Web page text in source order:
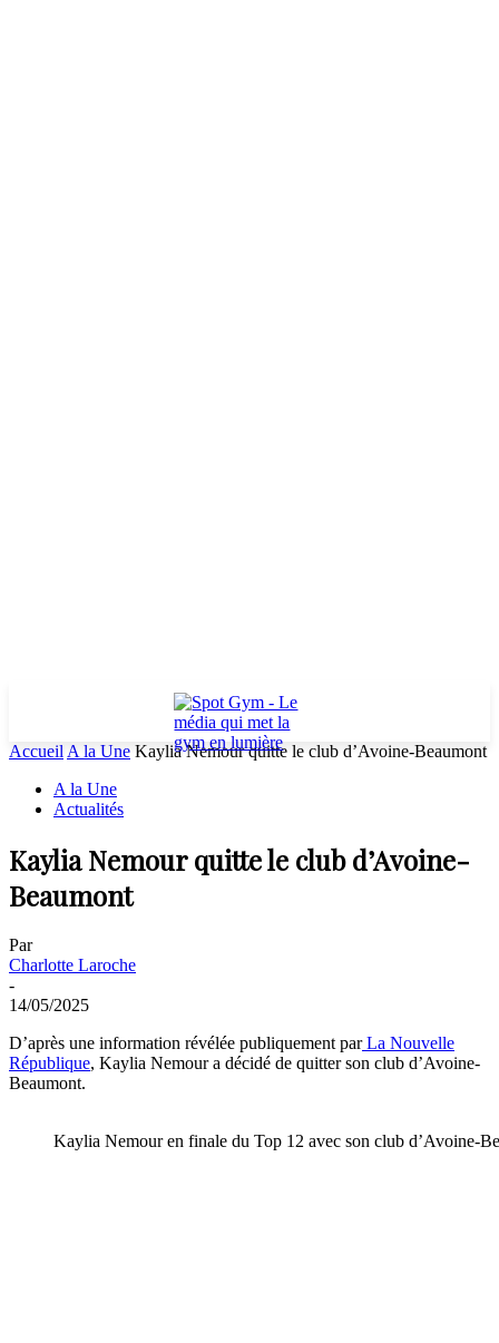
Accueil A la Une Kaylia Nemour quitte le club d’Avoine-Beaumont
A la Une
Actualités
Kaylia Nemour quitte le club d’Avoine-
Beaumont
Par
Charlotte Laroche
-
14/05/2025
D’après une information révélée publiquement parLa Nouvelle
République, Kaylia Nemour a décidé de quitter son club d’Avoine-
Beaumont.
Kaylia Nemour en finale du Top 12 avec son club d’Avoine-